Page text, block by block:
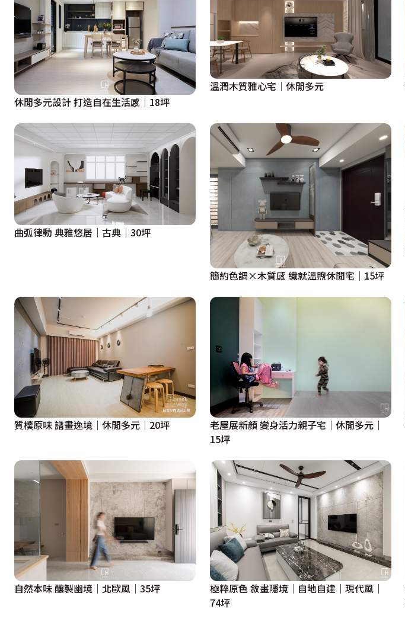
休閒多元設計 打造自在生活感│18坪
溫潤木質雅心宅│休閒多元
曲弧律動 典雅悠居｜古典｜30坪
簡約色調×木質感 織就溫煦休閒宅│15坪
質樸原味 譜畫逸境｜休閒多元｜20坪
老屋展新顏 變身活力親子宅｜休閒多元｜
15坪
自然本味 釀製幽境｜北歐風｜35坪
極粹原色 敘畫隱境｜自地自建｜現代風｜
74坪